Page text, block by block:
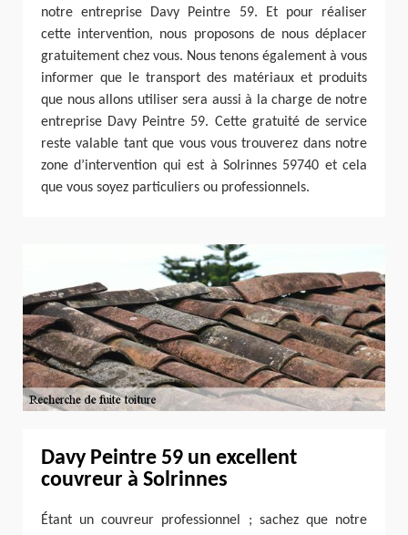
notre entreprise Davy Peintre 59. Et pour réaliser
cette intervention, nous proposons de nous déplacer
gratuitement chez vous. Nous tenons également à vous
informer que le transport des matériaux et produits
que nous allons utiliser sera aussi à la charge de notre
entreprise Davy Peintre 59. Cette gratuité de service
reste valable tant que vous vous trouverez dans notre
zone d’intervention qui est à Solrinnes 59740 et cela
que vous soyez particuliers ou professionnels.
Davy Peintre 59 un excellent
couvreur à Solrinnes
Étant un couvreur professionnel ; sachez que notre